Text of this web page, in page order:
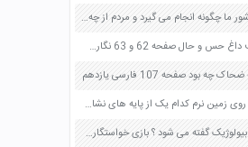
انتخاب ولی فقیه در کشور ما چگونه انجام می گیرد و مردم از چه طریقی در انتخاب ایشان دخالت دارند صفحه 133 دین و زندگی یازدهم
انشا برداشتن یک ظرف داغ حس و حال صفحه 62 و 63 نگارش هشتم
بود صفحه 107 فارسی یازدهم
برای ساختن ساختمان روی زمین نرم کدام یک از پایه های نشان داده شده مناسب تر است صفحه 84 علوم نهم
به محصولات طبیعی و بیولوژیک گفته می شود ؟ بازی خواستگاری جواب پاسخ